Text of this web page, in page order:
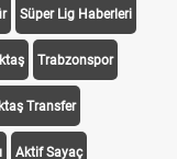
Süper Lig Haberleri
Trabzonspor
Transfer